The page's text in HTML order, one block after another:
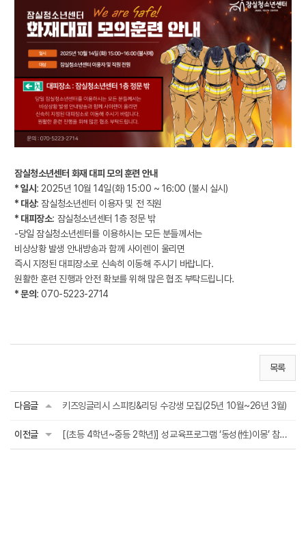
잠실청소년센터 화재 대피 모의 훈련 안내
* 일시 : 2025년 10월 14일(화) 15:00 ~ 16:00 (불시 실시)
* 대상: 잠실청소년센터 이용자 및 전 직원
* 대피장소: 잠실청소년센터 1층 정문 밖
-당일 잠실청소년센터를 이용하시는 모든 분들께서는
비상상황 발생 안내방송과 함께 사이렌이 울리면
즉시 지정된 대피장소로 신속히 이동해 주시기 바랍니다.
원활한 훈련 진행과 안전 확보를 위해 많은 협조 부탁드립니다.
* 문의: 070-5223-2714
목록
다음글 키즈잉글리시 스피킹&리딩 수강생 모집(25년 10월~26년 3월)
이전글 [(초등 4학년~중등 2학년)] 성교육프로그램 ‘동성(性)이몽’ 참가자 모집